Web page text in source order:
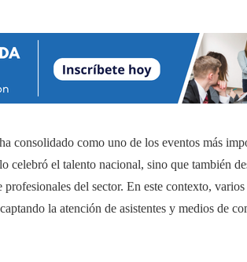
consolidado como uno de los eventos más
celebró el talento nacional, sino que también
del sector. En este contexto, varios
la atención de asistentes y medios de